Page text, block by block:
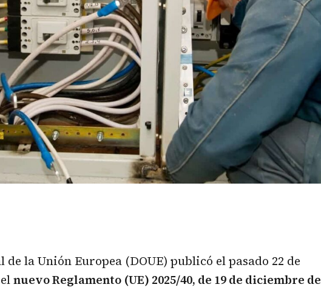
la Unión Europea (DOUE) publicó el pasado 22 de
elnuevo Reglamento (UE) 2025/40, de 19 de diciembre de